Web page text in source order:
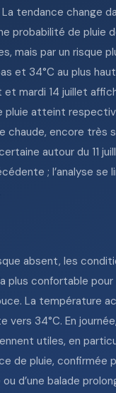
tendance change
probabilité de
mais par un risque
et 34°C au plus
et mardi 14 juillet
pluie atteint
chaude, encore
autour du 11
; l’analyse se
absent, les
plus confortable
La température
34°C. En
utiles, en
de pluie,
d’une balade